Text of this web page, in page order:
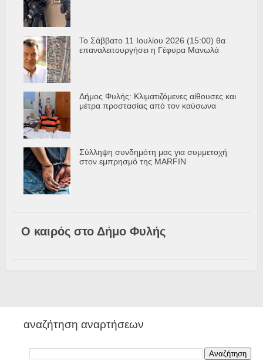
Το Σάββατο 11 Ιουλίου 2026 (15:00) θα
επαναλειτουργήσει η Γέφυρα Μανωλά
Δήμος Φυλής: Κλιματιζόμενες αίθουσες και
μέτρα προστασίας από τον καύσωνα
Σύλληψη συνδημότη μας για συμμετοχή
στον εμπρησμό της MARFIN
Ο καιρός στο Δήμο Φυλής
αναζήτηση αναρτήσεων